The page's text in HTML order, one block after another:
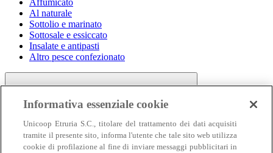
Affumicato
Al naturale
Sottolio e marinato
Sottosale e essiccato
Insalate e antipasti
Altro pesce confezionato
Informativa essenziale cookie
Unicoop Etruria S.C., titolare del trattamento dei dati acquisiti
tramite il presente sito, informa l'utente che tale sito web utilizza
cookie di profilazione al fine di inviare messaggi pubblicitari in